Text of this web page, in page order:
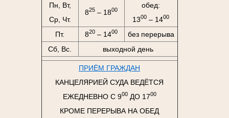
Пн, Вт,
Ср, Чт.
825 – 1800
обед:
1300 – 1400
Пт. 820 – 1400
без перерыва
Сб, Вс.
выходной день
ПРИЁМ ГРАЖДАН
КАНЦЕЛЯРИЕЙ СУДА ВЕДЁТСЯ
ЕЖЕДНЕВНО С 900ДО 1700
КРОМЕ ПЕРЕРЫВА НА ОБЕД